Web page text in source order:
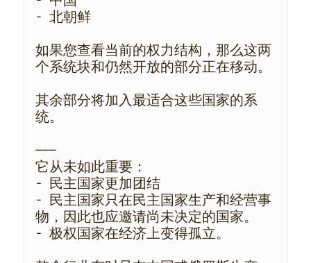
- 北朝鲜
如果您查看当前的权力结构，那么这两
个系统块和仍然开放的部分正在移动。
其余部分将加入最适合这些国家的系
统。
———
它从未如此重要：
- 民主国家更加团结
- 民主国家只在民主国家生产和经营事
物，因此也应邀请尚未决定的国家。
- 极权国家在经济上变得孤立。